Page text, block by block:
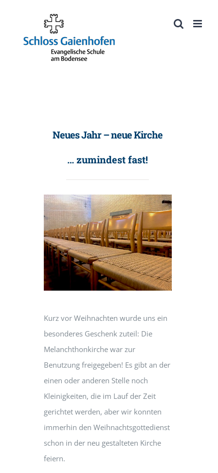
Werkzeugleiste öffnen
springen
Neues Jahr – neue Kirche
… zumindest fast!
Kurz vor Weihnachten wurde uns ein
besonderes Geschenk zuteil: Die
Melanchthonkirche war zur
Benutzung freigegeben! Es gibt an der
einen oder anderen Stelle noch
Kleinigkeiten, die im Lauf der Zeit
gerichtet werden, aber wir konnten
immerhin den Weihnachtsgottedienst
schon in der neu gestalteten Kirche
feiern.